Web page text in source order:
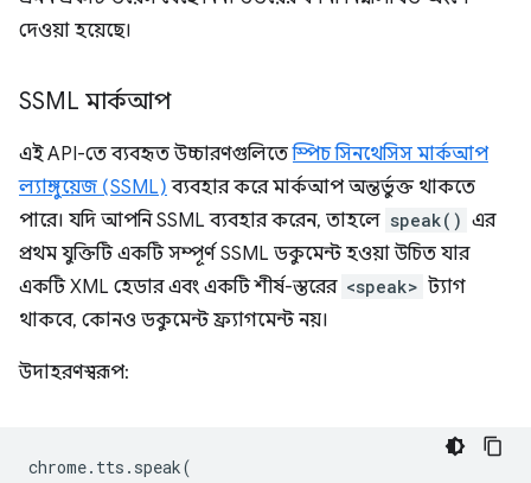
দেওয়া হয়েছে।
SSML মার্কআপ
এই API-তে ব্যবহৃত উচ্চারণগুলিতেস্পিচ সিনথেসিস মার্কআপ
ল্যাঙ্গুয়েজ (SSML) ব্যবহার করে মার্কআপ অন্তর্ভুক্ত থাকতে
পারে। যদি আপনি SSML ব্যবহার করেন, তাহলে speak() এর
প্রথম যুক্তিটি একটি সম্পূর্ণ SSML ডকুমেন্ট হওয়া উচিত যার
একটি XML হেডার এবং একটি শীর্ষ-স্তরের <speak> ট্যাগ
থাকবে, কোনও ডকুমেন্ট ফ্র্যাগমেন্ট নয়।
উদাহরণস্বরূপ:
chrome. tts . speak(